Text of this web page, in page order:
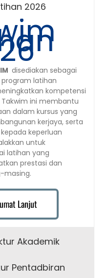
2026
disediakan sebagai
latihan
kompetensi
ini membantu
dalam kursus yang
kerjaya, serta
keperluan
untuk
latihan yang
prestasi dan
masing.
Lanjut
Akademik
Pentadbiran